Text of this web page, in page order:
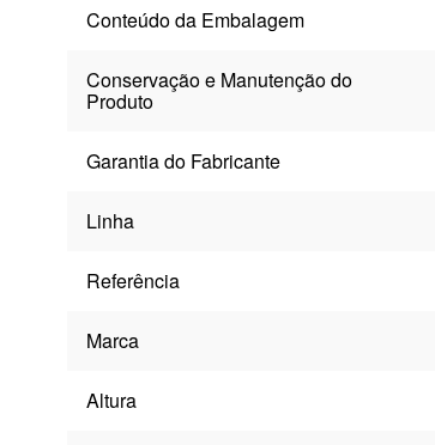
Conteúdo da Embalagem
Conservação e Manutenção do
Produto
Garantia do Fabricante
Linha
Referência
Marca
Altura